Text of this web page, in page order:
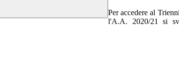
Per accedere al
l'A.A. 2020/21 si